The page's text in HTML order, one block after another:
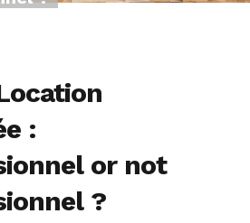
:
or not
?